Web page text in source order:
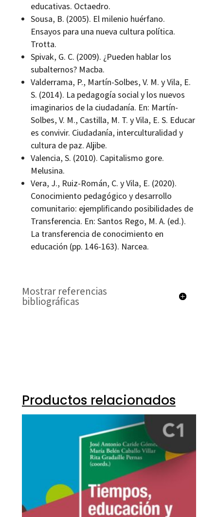
educativas. Octaedro.
Sousa, B. (2005). El milenio huérfano.
Ensayos para una nueva cultura política.
Trotta.
Spivak, G. C. (2009). ¿Pueden hablar los
subalternos? Macba.
Valderrama, P., Martín-Solbes, V. M. y Vila, E.
S. (2014). La pedagogía social y los nuevos
imaginarios de la ciudadanía. En: Martín-
Solbes, V. M., Castilla, M. T. y Vila, E. S. Educar
es convivir. Ciudadanía, interculturalidad y
cultura de paz. Aljibe.
Valencia, S. (2010). Capitalismo gore.
Melusina.
Vera, J., Ruiz-Román, C. y Vila, E. (2020).
Conocimiento pedagógico y desarrollo
comunitario: ejemplificando posibilidades de
Transferencia. En: Santos Rego, M. A. (ed.).
La transferencia de conocimiento en
educación (pp. 146-163). Narcea.
Mostrar referencias
bibliográficas
Productos relacionados